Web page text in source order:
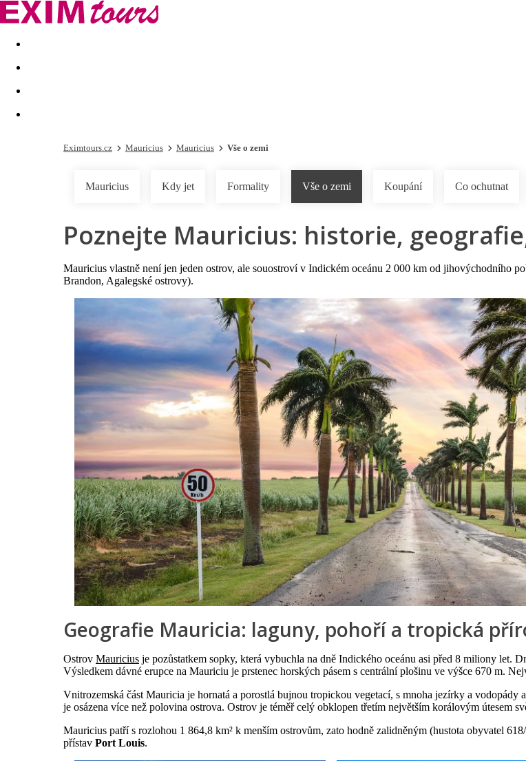
Akční nabídky Last minute
Eximtours.cz Mauricius Mauricius Vše o zemi
Mauricius Kdy jet Formality Vše o zemi Koupání Co ochutnat
Poznejte Mauricius: historie,
Mauricius vlastně není jen jeden ostrov, ale souostroví v Indickém oceánu 2 000 km od jihovýchodního
Brandon, Agalegské ostrovy).
Geografie Mauricia: laguny, pohoří a tropická
Ostrov Mauricius je pozůstatkem sopky, která vybuchla na dně Indického oceánu asi před 8 miliony let.
Výsledkem dávné erupce na Mauriciu je prstenec horských pásem s centrální plošinu ve výšce 670 m.
Vnitrozemská část Mauricia je hornatá a porostlá bujnou tropickou vegetací, s mnoha jezírky a vodopády
je osázena více než polovina ostrova. Ostrov je téměř celý obklopen třetím největším korálovým útesem
Mauricius patří s rozlohou 1 864,8 km² k menším ostrovům, zato hodně zalidněným (hustota obyvatel
přístav Port Louis.